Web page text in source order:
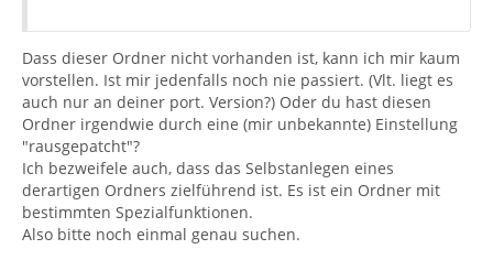
Dass dieser Ordner nicht vorhanden ist, kann ich mir kaum
vorstellen. Ist mir jedenfalls noch nie passiert. (Vlt. liegt es
auch nur an deiner port. Version?) Oder du hast diesen
Ordner irgendwie durch eine (mir unbekannte) Einstellung
"rausgepatcht"?
Ich bezweifele auch, dass das Selbstanlegen eines
derartigen Ordners zielführend ist. Es ist ein Ordner mit
bestimmten Spezialfunktionen.
Also bitte noch einmal genau suchen.